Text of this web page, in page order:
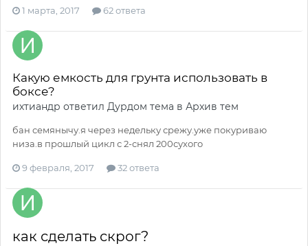
1 марта, 2017 62 ответа
Какую емкость для грунта использовать в
боксе?
ихтиандр ответил Дурдом тема в Архив тем
бан семянычу.я через недельку срежу.уже покуриваю
низа.в прошлый цикл с 2-снял 200сухого
9 февраля, 2017 32 ответа
как сделать скрог?